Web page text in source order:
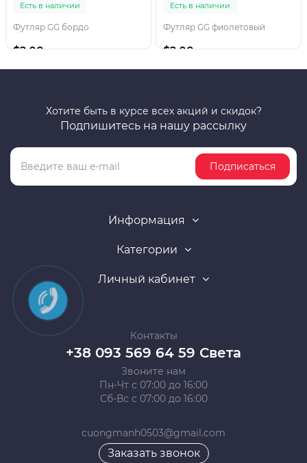
Есть в наличии
Футляр GG бордо
$2.00
Есть в наличии
Футляр GG фиолетовый
$2.00
Хотите быть в курсе всех акций и скидок?
Подпишитесь на нашу рассылку
Подписаться
Информация
Категории
Личный кабинет
Контакты
+38 093 569 64 59 Света
Звоните нам
Пн-Чт с 07:00 до 16:00
Сб-Вс с 07:00 до 16:00
cuongmanh0503@gmail.com
Заказать звонок